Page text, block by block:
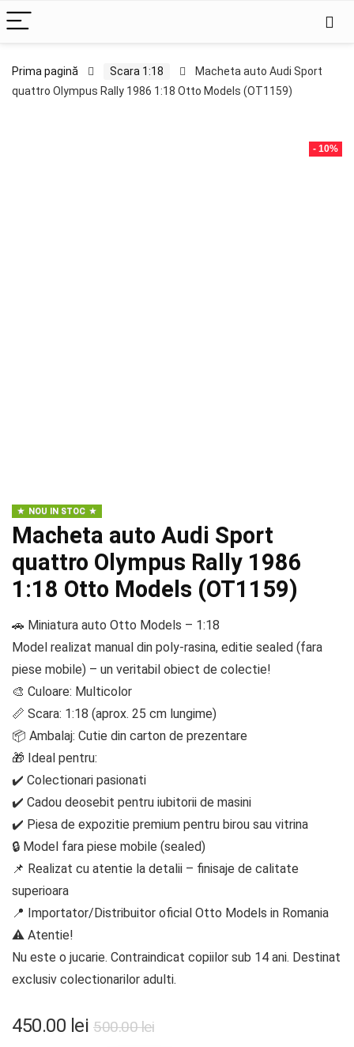
Prima pagină Scara 1:18
Macheta auto Audi Sport
quattro Olympus Rally 1986 1:18 Otto Models (OT1159)
- 10%
NOU IN STOC
Macheta auto Audi Sport
quattro Olympus Rally 1986
1:18 Otto Models (OT1159)
🚗 Miniatura auto Otto Models – 1:18
Model realizat manual din poly-rasina, editie sealed (fara
piese mobile) – un veritabil obiect de colectie!
🎨 Culoare: Multicolor
📏 Scara: 1:18 (aprox. 25 cm lungime)
📦 Ambalaj: Cutie din carton de prezentare
🎁 Ideal pentru:
✔️ Colectionari pasionati
✔️ Cadou deosebit pentru iubitorii de masini
✔️ Piesa de expozitie premium pentru birou sau vitrina
🔒 Model fara piese mobile (sealed)
📌 Realizat cu atentie la detalii – finisaje de calitate
superioara
📍 Importator/Distribuitor oficial Otto Models in Romania
⚠️ Atentie!
Nu este o jucarie. Contraindicat copiilor sub 14 ani. Destinat
exclusiv colectionarilor adulti.
500.00leiPrețul
450.00 lei
Prețul